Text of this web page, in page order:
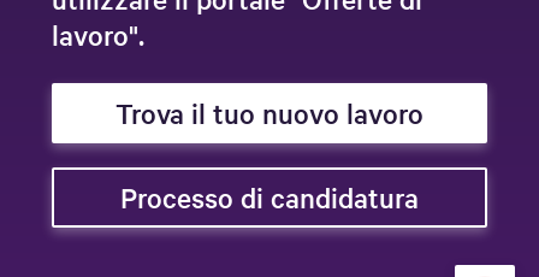
lavoro".
Trova il tuo nuovo lavoro
Processo di candidatura